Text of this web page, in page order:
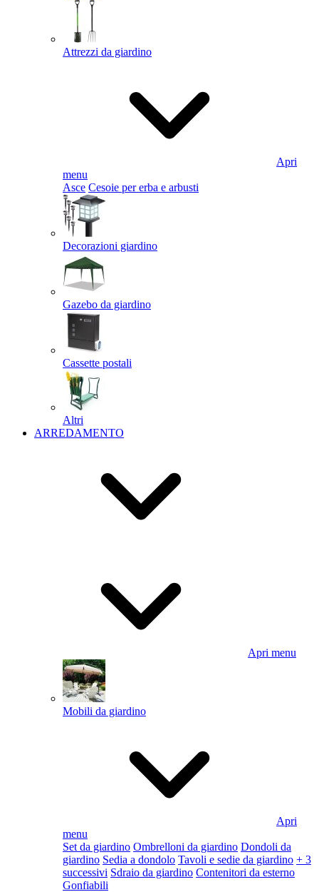
Attrezzi da giardino
Apri
menu
Asce Cesoie per erba e arbusti
Decorazioni giardino
Gazebo da giardino
Cassette postali
Altri
ARREDAMENTO
Apri menu
Mobili da giardino
Apri
menu
Set da giardino Ombrelloni da giardino Dondoli da
giardino Sedia a dondolo Tavoli e sedie da giardino + 3
successivi Sdraio da giardino Contenitori da esterno
Gonfiabili